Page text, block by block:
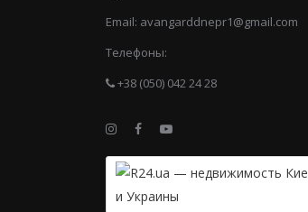
Email: avangarddnepr1@gmail.com
Телефоны:
+38 (050) 042 24 28